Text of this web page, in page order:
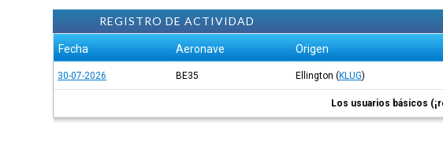
REGISTRO DE ACTIVIDAD
Fecha Aeronave Origen
30-07-2026 BE35 Ellington (KLUG)
Los usuarios básicos